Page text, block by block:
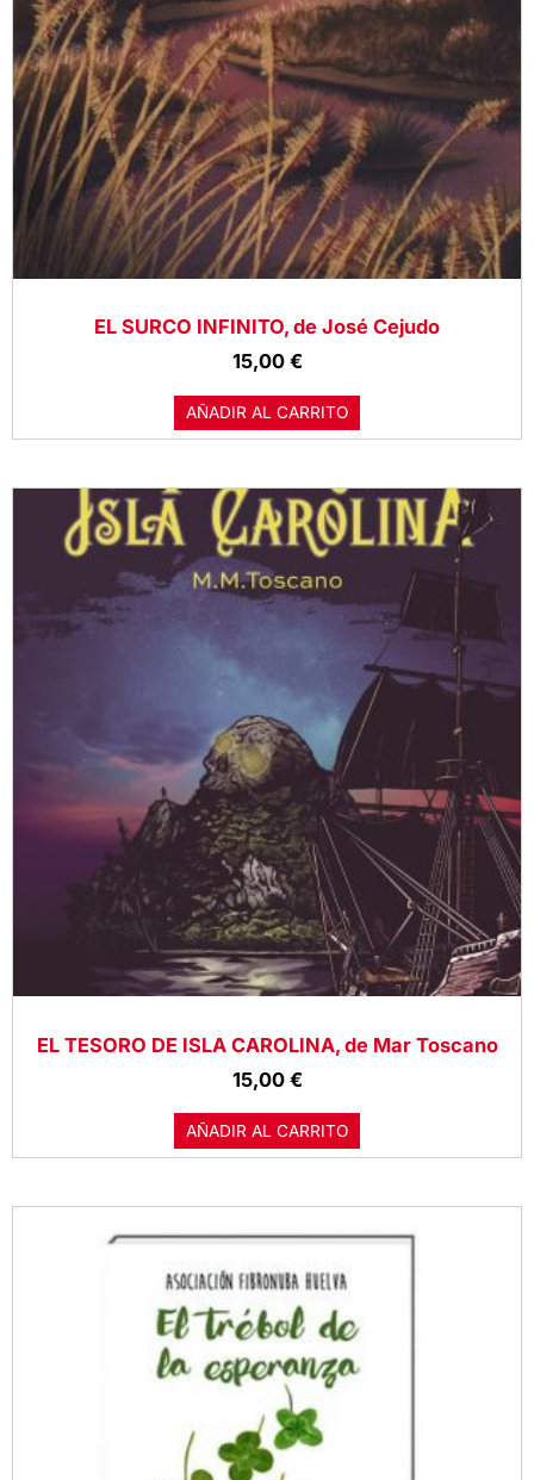
EL SURCO INFINITO, de José Cejudo
15,00 €
AÑADIR AL CARRITO
EL TESORO DE ISLA CAROLINA, de Mar Toscano
15,00 €
AÑADIR AL CARRITO